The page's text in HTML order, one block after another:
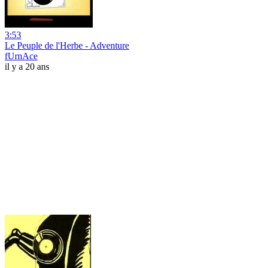
3:53
Le Peuple de l'Herbe - Adventure
fUrnAce
il y a 20 ans